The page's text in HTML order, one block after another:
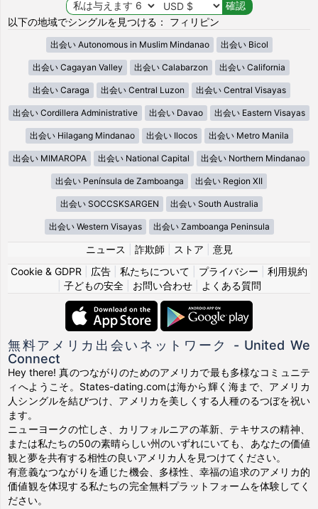
以下の地域でシングルを見つける： フィリピン
出会い Autonomous in Muslim Mindanao 出会い Bicol
出会い Cagayan Valley 出会い Calabarzon 出会い California
出会い Caraga 出会い Central Luzon 出会い Central Visayas
出会い Cordillera Administrative 出会い Davao 出会い Eastern Visayas
出会い Hilagang Mindanao 出会い Ilocos 出会い Metro Manila
出会い MIMAROPA 出会い National Capital 出会い Northern Mindanao
出会い Península de Zamboanga 出会い Region XII
出会い SOCCSKSARGEN 出会い South Australia
出会い Western Visayas 出会い Zamboanga Peninsula
ニュース 詐欺師 ストア
意見
Cookie & GDPR
広告 私たちについて プライバシー
利用規約
子どもの安全| お問い合わせ| よくある質問
無料アメリカ出会いネットワーク - United We
Connect
Hey there! 真のつながりのためのアメリカで最も多様なコミュニテ
ィへようこそ。States-dating.comは海から輝く海まで、アメリカ
人シングルを結びつけ、アメリカを美しくする人種のるつぼを祝い
ます。
ニューヨークの忙しさ、カリフォルニアの革新、テキサスの精神、
または私たちの50の素晴らしい州のいずれにいても、あなたの価値
観と夢を共有する相性の良いアメリカ人を見つけてください。
有意義なつながりを通じた機会、多様性、幸福の追求のアメリカ的
価値観を体現する私たちの完全無料プラットフォームを体験してく
ださい。